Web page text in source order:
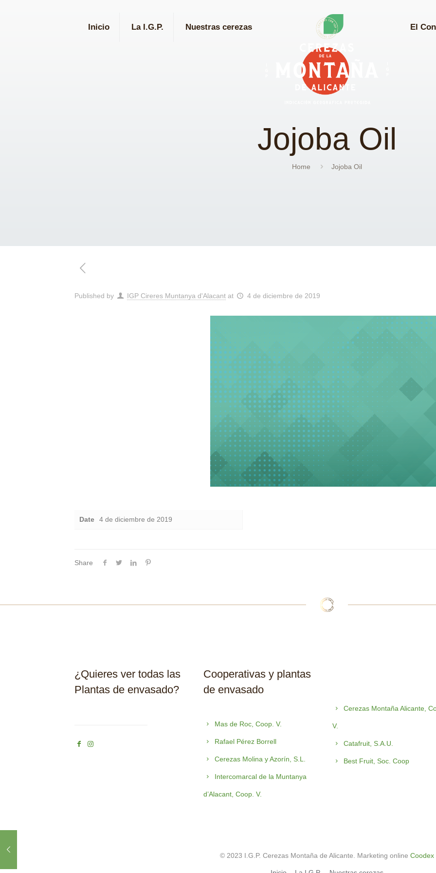
Inicio La I.G.P. Nuestras cerezas El
Jojoba Oil
Home Jojoba Oil
Published by IGP Cireres Muntanya d'Alacant at 4 de diciembre de 2019
Date 4 de diciembre de 2019
Share
¿Quieres ver todas las
Plantas de envasado?
Cooperativas y plantas
de envasado
Mas de Roc, Coop. V.
Rafael Pérez Borrell
Cerezas Molina y Azorín, S.L.
Intercomarcal de la Muntanya
d’Alacant, Coop. V.
Cerezas Montaña Alicante,
V.
Catafruit, S.A.U.
Best Fruit, Soc. Coop
© 2023 I.G.P. Cerezas Montaña de Alicante. Marketing online Coodex